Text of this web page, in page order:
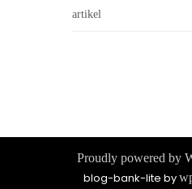
artikel
Proudly powered by
blog-bank-lite by